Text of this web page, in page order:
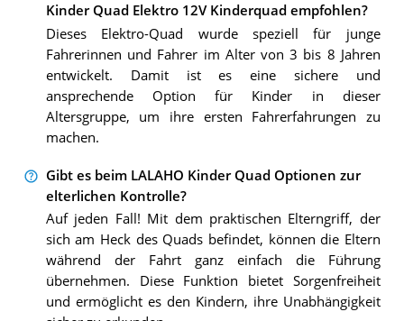
Kinder Quad Elektro 12V Kinderquad empfohlen?
Dieses Elektro-Quad wurde speziell für junge
Fahrerinnen und Fahrer im Alter von 3 bis 8 Jahren
entwickelt. Damit ist es eine sichere und
ansprechende Option für Kinder in dieser
Altersgruppe, um ihre ersten Fahrerfahrungen zu
machen.
Gibt es beim LALAHO Kinder Quad Optionen zur
elterlichen Kontrolle?
Auf jeden Fall! Mit dem praktischen Elterngriff, der
sich am Heck des Quads befindet, können die Eltern
während der Fahrt ganz einfach die Führung
übernehmen. Diese Funktion bietet Sorgenfreiheit
und ermöglicht es den Kindern, ihre Unabhängigkeit